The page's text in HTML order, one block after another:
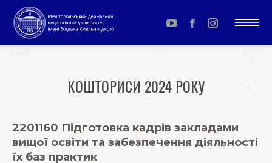
YouTube
page
in
Facebook
page
in
Instagram
page
КОШТОРИСИ 2024 РОКУ
2201160 Підготовка кадрів закладами
вищої освіти та забезпечення діяльності
їх баз практик